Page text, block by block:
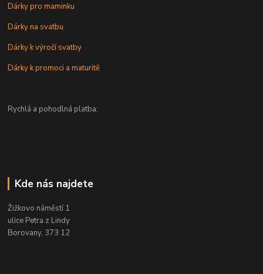
Dárky pro maminku
Dárky na svatbu
Dárky k výročí svatby
Dárky k promoci a maturitě
Rychlá a pohodlná platba:
Kde nás najdete
Žižkovo náměstí 1
ulice Petra z Lindy
Borovany, 373 12